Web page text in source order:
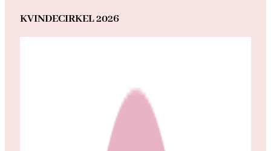
KVINDECIRKEL 2026